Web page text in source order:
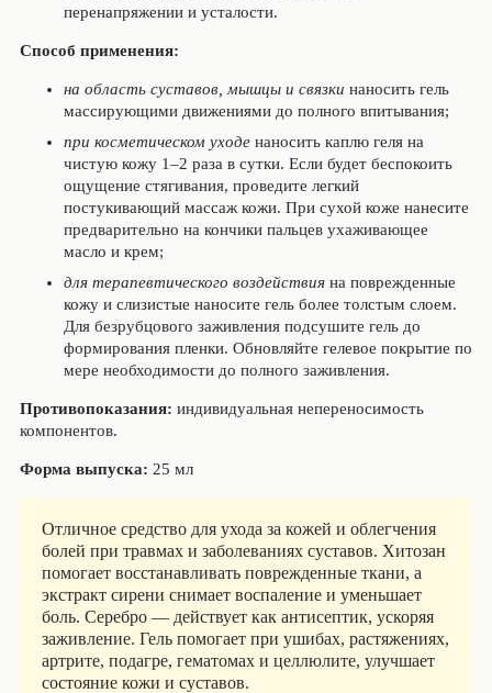
перенапряжении и усталости.
Способ применения:
на область суставов, мышцы и связки наносить гель
массирующими движениями до полного впитывания;
при косметическом уходенаносить каплю геля на
чистую кожу 1–2 раза в сутки. Если будет беспокоить
ощущение стягивания, проведите легкий
постукивающий массаж кожи. При сухой коже нанесите
предварительно на кончики пальцев ухаживающее
масло и крем;
для терапевтического воздействия на поврежденные
кожу и слизистые наносите гель более толстым слоем.
Для безрубцового заживления подсушите гель до
формирования пленки. Обновляйте гелевое покрытие по
мере необходимости до полного заживления.
Противопоказания: индивидуальная непереносимость
компонентов.
Форма выпуска: 25 мл
Отличное средство для ухода за кожей и облегчения
болей при травмах и заболеваниях суставов. Хитозан
помогает восстанавливать поврежденные ткани, а
экстракт сирени снимает воспаление и уменьшает
боль. Серебро — действует как антисептик, ускоряя
заживление. Гель помогает при ушибах, растяжениях,
артрите, подагре, гематомах и целлюлите, улучшает
состояние кожи и суставов.